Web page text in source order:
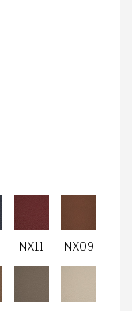
NX11 NX09